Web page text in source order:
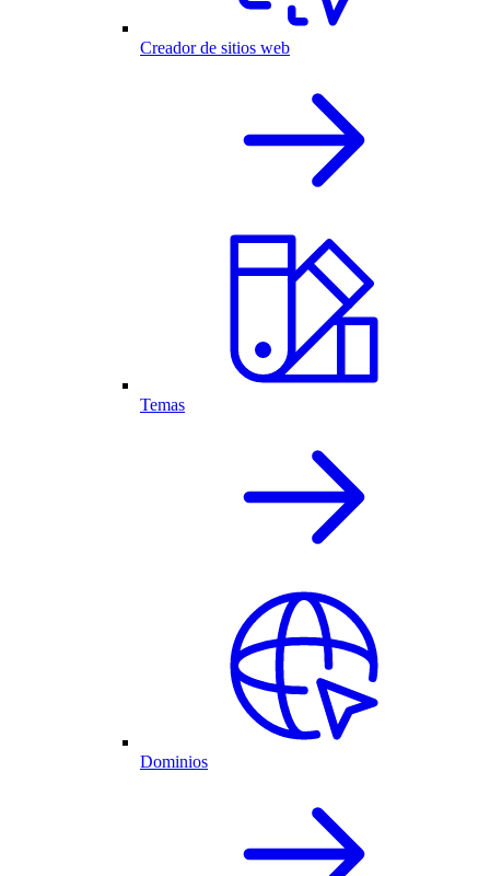
Creador de sitios web
Temas
Dominios